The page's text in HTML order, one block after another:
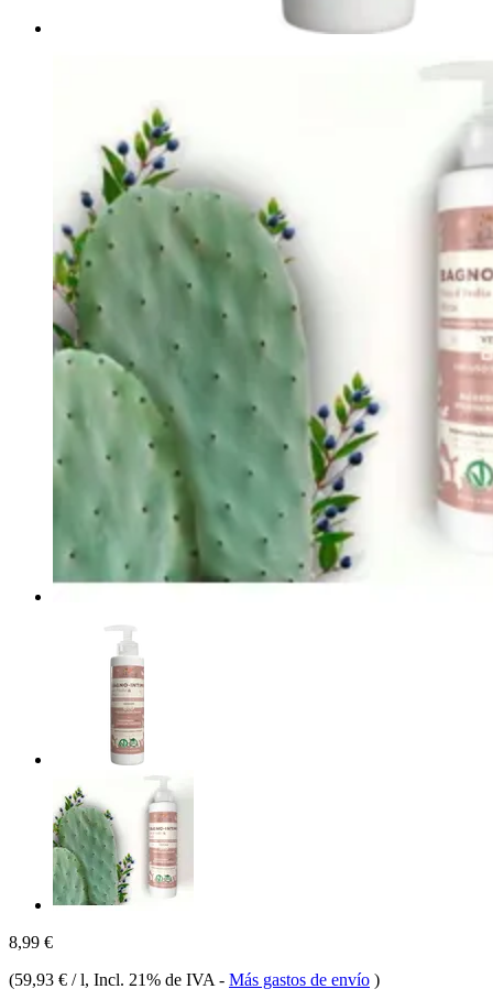
8,99 €
(59,93 € / l, Incl. 21% de IVA - Más gastos de envío )